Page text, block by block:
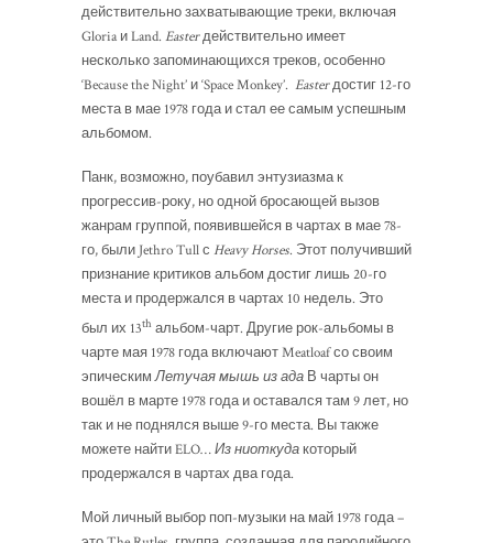
действительно захватывающие треки, включая
Gloria и Land. Easterдействительно имеет
несколько запоминающихся треков, особенно
‘Because the Night’ и ‘Space Monkey’. Easterдостиг 12-го
места в ​​мае 1978 года и стал ее самым успешным
альбомом.
Панк, возможно, поубавил энтузиазма к
прогрессив-року, но одной бросающей вызов
жанрам группой, появившейся в чартах в мае 78-
го, были Jethro Tull с Heavy Horses. Этот получивший
признание критиков альбом достиг лишь 20-го
места и продержался в чартах 10 недель. Это
был их 13th альбом-чарт. Другие рок-альбомы в
чарте мая 1978 года включают Meatloaf со своим
эпическимЛетучая мышь из ада В чарты он
вошёл в марте 1978 года и оставался там 9 лет, но
так и не поднялся выше 9-го места. Вы также
можете найти ELO…Из ниоткуда который
продержался в чартах два года.
Мой личный выбор поп-музыки на май 1978 года –